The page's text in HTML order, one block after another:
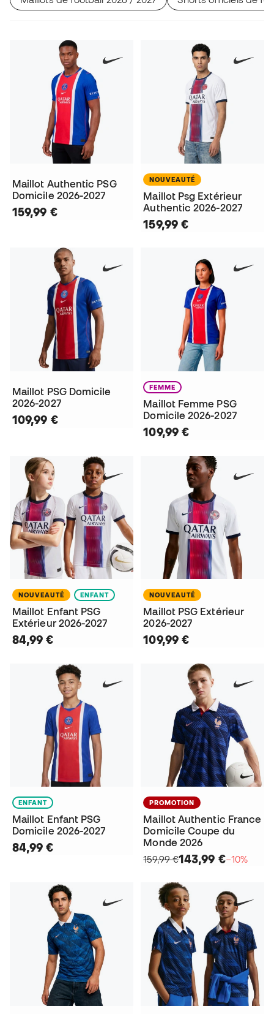
Maillot Authentic PSG
Domicile 2026-2027
159,99 €
NOUVEAUTÉ
Maillot Psg Extérieur
Authentic 2026-2027
159,99 €
Maillot PSG Domicile
2026-2027
109,99 €
FEMME
Maillot Femme PSG
Domicile 2026-2027
109,99 €
NOUVEAUTÉ ENFANT
Maillot Enfant PSG
Extérieur 2026-2027
84,99 €
NOUVEAUTÉ
Maillot PSG Extérieur
2026-2027
109,99 €
ENFANT
Maillot Enfant PSG
Domicile 2026-2027
84,99 €
PROMOTION
Maillot Authentic France
Domicile Coupe du
Monde 2026
159,99 €143,99 €−10%